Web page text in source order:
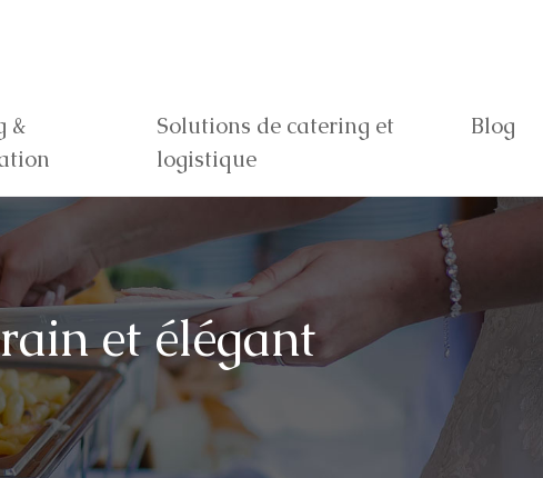
&
Solutions de catering et
logistique
Blog
et élégant